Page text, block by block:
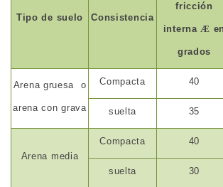
Tipo de suelo Consistencia
fricción
internaÆ en
grados
Arena gruesa o
arena con grava
Compacta 40
suelta 35
Arena media
Compacta 40
suelta 30